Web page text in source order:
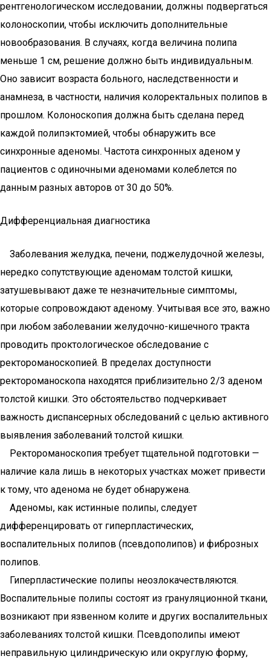
рентгенологическом исследовании, должны подвергаться
колоноскопии, чтобы исключить дополнительные
новообразования. В случаях, когда величина полипа
меньше 1 см, решение должно быть индивидуальным.
Оно зависит возраста больного, наследственности и
анамнеза, в частности, наличия колоректальных полипов в
прошлом. Колоноскопия должна быть сделана перед
каждой полипэктомией, чтобы обнаружить все
синхронные аденомы. Частота синхронных аденом у
пациентов с одиночными аденомами колеблется по
данным разных авторов от 30 до 50%.
Дифференциальная диагностика
Заболевания желудка, печени, поджелудочной железы,
нередко сопутствующие аденомам толстой кишки,
затушевывают даже те незначительные симптомы,
которые сопровождают аденому. Учитывая все это, важно
при любом заболевании желудочно-кишечного тракта
проводить проктологическое обследование с
ректороманоскопией. В пределах доступности
ректороманоскопа находятся приблизительно 2/3 аденом
толстой кишки. Это обстоятельство подчеркивает
важность диспансерных обследований с целью активного
выявления заболеваний толстой кишки.
Ректороманоскопия требует тщательной подготовки —
наличие кала лишь в некоторых участках может привести
к тому, что аденома не будет обнаружена.
Аденомы, как истинные полипы, следует
дифференцировать от гиперпластических,
воспалительных полипов (псевдополипов) и фиброзных
полипов.
Гиперпластические полипы неозлокачествляются.
Воспалительные полипы состоят из грануляционной ткани,
возникают при язвенном колите и других воспалительных
заболеваниях толстой кишки. Псевдополипы имеют
неправильную цилиндрическую или округлую форму,